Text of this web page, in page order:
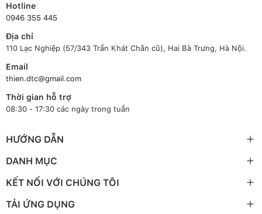
Hotline
0946 355 445
Địa chỉ
110 Lạc Nghiệp (57/343 Trần Khát Chân cũ), Hai Bà Trưng, Hà Nội.
Email
thien.dtc@gmail.com
Thời gian hỗ trợ
08:30 - 17:30 các ngày trong tuần
HƯỚNG DẪN
DANH MỤC
KẾT NỐI VỚI CHÚNG TÔI
TẢI ỨNG DỤNG